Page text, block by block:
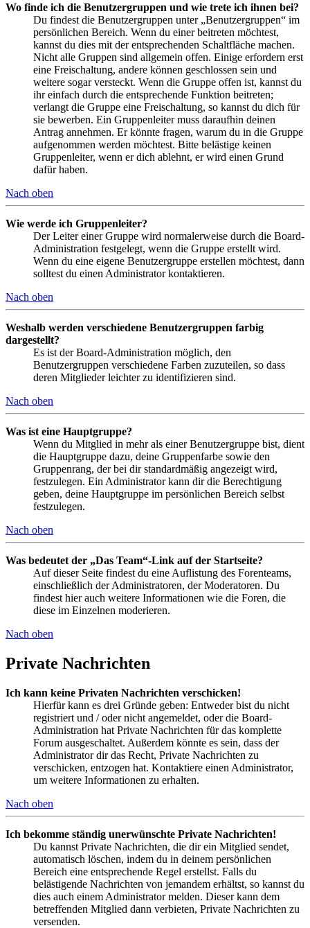
Wo finde ich die Benutzergruppen und wie trete ich ihnen bei?
Du findest die Benutzergruppen unter „Benutzergruppen“ im
persönlichen Bereich. Wenn du einer beitreten möchtest,
kannst du dies mit der entsprechenden Schaltfläche machen.
Nicht alle Gruppen sind allgemein offen. Einige erfordern erst
eine Freischaltung, andere können geschlossen sein und
weitere sogar versteckt. Wenn die Gruppe offen ist, kannst du
ihr einfach durch die entsprechende Funktion beitreten;
verlangt die Gruppe eine Freischaltung, so kannst du dich für
sie bewerben. Ein Gruppenleiter muss daraufhin deinen
Antrag annehmen. Er könnte fragen, warum du in die Gruppe
aufgenommen werden möchtest. Bitte belästige keinen
Gruppenleiter, wenn er dich ablehnt, er wird einen Grund
dafür haben.
Nach oben
Wie werde ich Gruppenleiter?
Der Leiter einer Gruppe wird normalerweise durch die Board-
Administration festgelegt, wenn die Gruppe erstellt wird.
Wenn du eine eigene Benutzergruppe erstellen möchtest, dann
solltest du einen Administrator kontaktieren.
Nach oben
Weshalb werden verschiedene Benutzergruppen farbig
dargestellt?
Es ist der Board-Administration möglich, den
Benutzergruppen verschiedene Farben zuzuteilen, so dass
deren Mitglieder leichter zu identifizieren sind.
Nach oben
Was ist eine Hauptgruppe?
Wenn du Mitglied in mehr als einer Benutzergruppe bist, dient
die Hauptgruppe dazu, deine Gruppenfarbe sowie den
Gruppenrang, der bei dir standardmäßig angezeigt wird,
festzulegen. Ein Administrator kann dir die Berechtigung
geben, deine Hauptgruppe im persönlichen Bereich selbst
festzulegen.
Nach oben
Was bedeutet der „Das Team“-Link auf der Startseite?
Auf dieser Seite findest du eine Auflistung des Forenteams,
einschließlich der Administratoren, der Moderatoren. Du
findest hier auch weitere Informationen wie die Foren, die
diese im Einzelnen moderieren.
Nach oben
Private Nachrichten
Ich kann keine Privaten Nachrichten verschicken!
Hierfür kann es drei Gründe geben: Entweder bist du nicht
registriert und / oder nicht angemeldet, oder die Board-
Administration hat Private Nachrichten für das komplette
Forum ausgeschaltet. Außerdem könnte es sein, dass der
Administrator dir das Recht, Private Nachrichten zu
verschicken, entzogen hat. Kontaktiere einen Administrator,
um weitere Informationen zu erhalten.
Nach oben
Ich bekomme ständig unerwünschte Private Nachrichten!
Du kannst Private Nachrichten, die dir ein Mitglied sendet,
automatisch löschen, indem du in deinem persönlichen
Bereich eine entsprechende Regel erstellst. Falls du
belästigende Nachrichten von jemandem erhältst, so kannst du
dies auch einem Administrator melden. Dieser kann dem
betreffenden Mitglied dann verbieten, Private Nachrichten zu
versenden.